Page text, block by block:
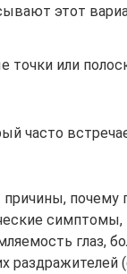
этот
точки или
часто
почему
симптомы,
глаз,